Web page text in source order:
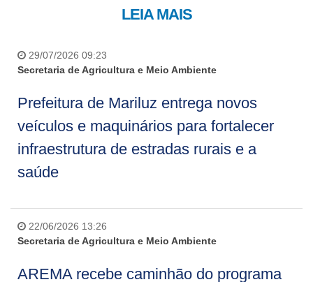
LEIA MAIS
29/07/2026 09:23
Secretaria de Agricultura e Meio Ambiente
Prefeitura de Mariluz entrega novos
veículos e maquinários para fortalecer
infraestrutura de estradas rurais e a
saúde
22/06/2026 13:26
Secretaria de Agricultura e Meio Ambiente
AREMA recebe caminhão do programa